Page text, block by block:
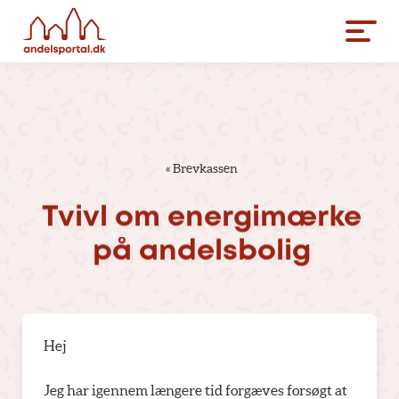
«Brevkassen
Tvivl om energimærke
på andelsbolig
Hej
Jeg har igennem længere tid forgæves forsøgt at